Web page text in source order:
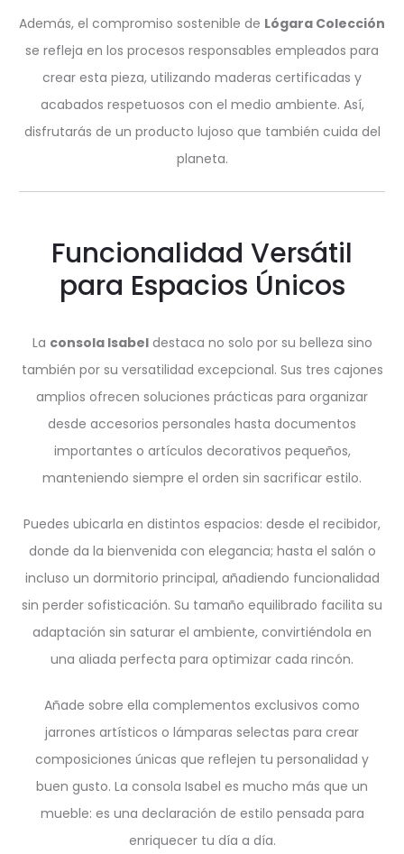
Además, el compromiso sostenible de Lógara Colección
se refleja en los procesos responsables empleados para
crear esta pieza, utilizando maderas certificadas y
acabados respetuosos con el medio ambiente. Así,
disfrutarás de un producto lujoso que también cuida del
planeta.
Funcionalidad Versátil
para Espacios Únicos
La consola Isabeldestaca no solo por su belleza sino
también por su versatilidad excepcional. Sus tres cajones
amplios ofrecen soluciones prácticas para organizar
desde accesorios personales hasta documentos
importantes o artículos decorativos pequeños,
manteniendo siempre el orden sin sacrificar estilo.
Puedes ubicarla en distintos espacios: desde el recibidor,
donde da la bienvenida con elegancia; hasta el salón o
incluso un dormitorio principal, añadiendo funcionalidad
sin perder sofisticación. Su tamaño equilibrado facilita su
adaptación sin saturar el ambiente, convirtiéndola en
una aliada perfecta para optimizar cada rincón.
Añade sobre ella complementos exclusivos como
jarrones artísticos o lámparas selectas para crear
composiciones únicas que reflejen tu personalidad y
buen gusto. La consola Isabel es mucho más que un
mueble: es una declaración de estilo pensada para
enriquecer tu día a día.